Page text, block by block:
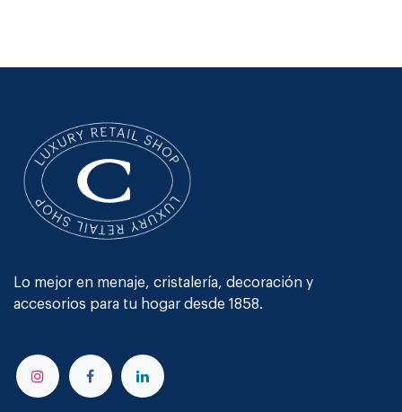
Lo mejor en menaje, cristalería, decoración y
accesorios para tu hogar desde 1858.